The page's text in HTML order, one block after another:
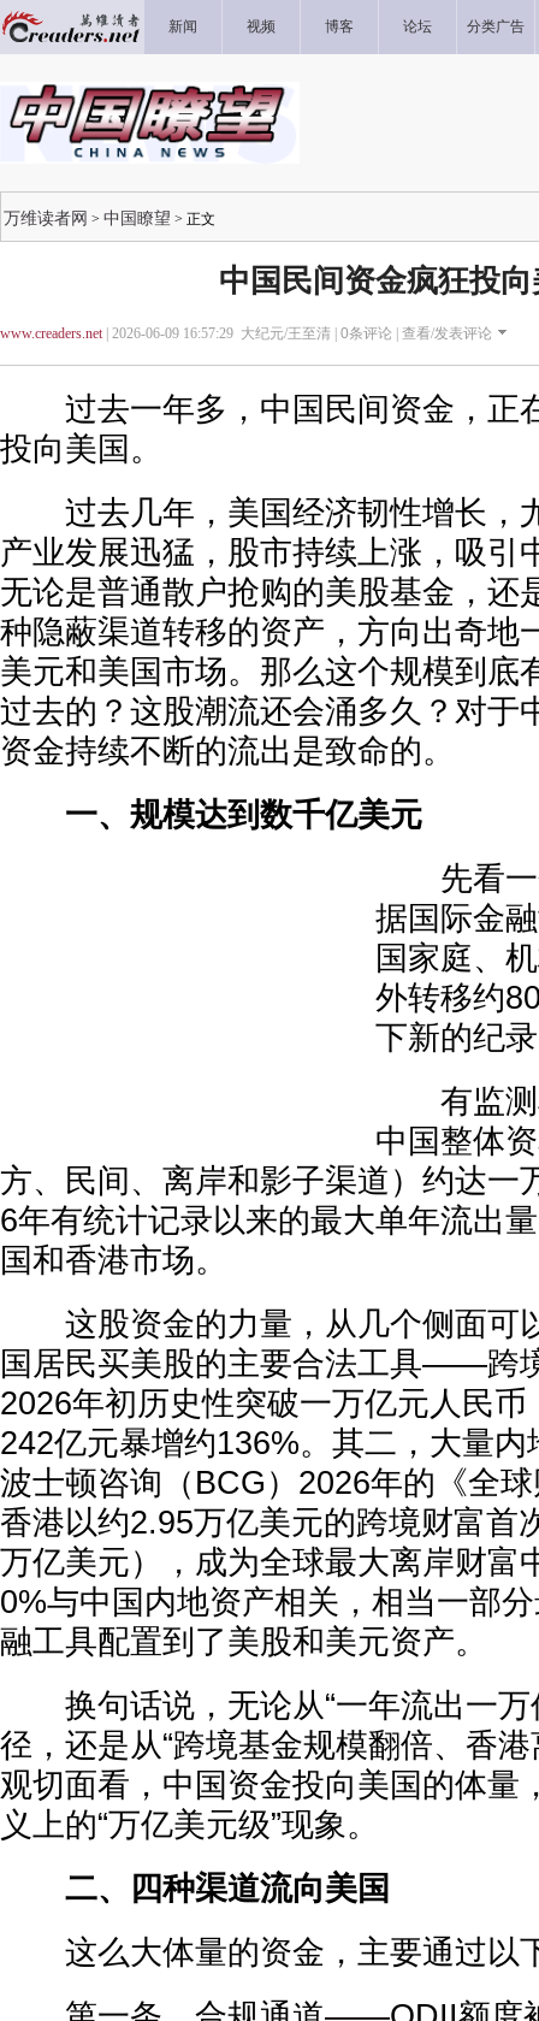
新闻 视频 博客 论坛 分类广告
万维读者网 > 中国瞭望 > 正文
中国民间资金疯狂投向
www.creaders.net| 2026-06-09 16:57:29 大纪元/王至清 | 0条评论 | 查看/发表评论
过去一年多，中国民间资金，正
投向美国。
过去几年，美国经济韧性增长，
产业发展迅猛，股市持续上涨，吸引
无论是普通散户抢购的美股基金，还
种隐蔽渠道转移的资产，方向出奇
美元和美国市场。那么这个规模到底
过去的？这股潮流还会涌多久？对于
资金持续不断的流出是致命的。
一、规模达到数千亿美元
先看一
据国际金
国家庭、
外转移约
下新的纪
有监测
中国整体
方、民间、离岸和影子渠道）约达一
6年有统计记录以来的最大单年流出
国和香港市场。
这股资金的力量，从几个侧面可
国居民买美股的主要合法工具——跨
2026年初历史性突破一万亿元人民
242亿元暴增约136%。其二，大量
波士顿咨询（BCG）2026年的《全
香港以约2.95万亿美元的跨境财富首
万亿美元），成为全球最大离岸财富
0%与中国内地资产相关，相当一部
融工具配置到了美股和美元资产。
换句话说，无论从“一年流出一万
径，还是从“跨境基金规模翻倍、香
观切面看，中国资金投向美国的体量
义上的“万亿美元级”现象。
二、四种渠道流向美国
这么大体量的资金，主要通过以